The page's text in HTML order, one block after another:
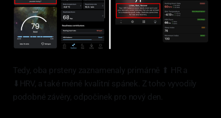
Tedy, oba prsteny zaznamenaly primárně ⬆ HR a
⬇HRV, a také méně kvalitní spánek. Z toho vyvodily
podobné závěry, odpočinek pro nový den.